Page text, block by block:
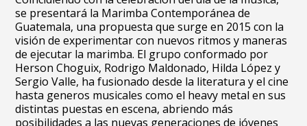
se presentará la Marimba Contemporánea de
Guatemala, una propuesta que surge en 2015 con la
visión de experimentar con nuevos ritmos y maneras
de ejecutar la marimba. El grupo conformado por
Herson Choguix, Rodrigo Maldonado, Hilda López y
Sergio Valle, ha fusionado desde la literatura y el cine
hasta generos musicales como el heavy metal en sus
distintas puestas en escena, abriendo más
posibilidades a las nuevas generaciones de jóvenes